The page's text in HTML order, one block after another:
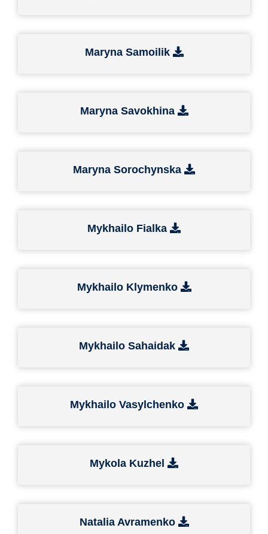
Maryna Samoilik
Maryna Savokhina
Maryna Sorochynska
Mykhailo Fialka
Mykhailo Klymenko
Mykhailo Sahaidak
Mykhailo Vasylchenko
Mykola Kuzhel
Natalia Avramenko